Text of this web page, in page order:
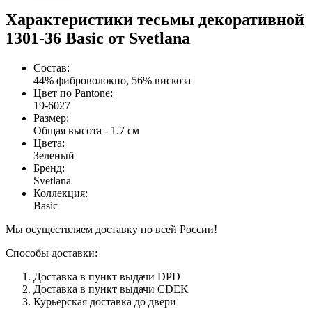
Характеристики тесьмы декоративной
1301-36 Basic от Svetlana
Состав:
44% фиброволокно, 56% вискоза
Цвет по Pantone:
19-6027
Размер:
Общая высота - 1.7 см
Цвета:
Зеленый
Бренд:
Svetlana
Коллекция:
Basic
Мы осуществляем доставку по всей России!
Способы доставки:
Доставка в пункт выдачи DPD
Доставка в пункт выдачи CDEK
Курьерская доставка до двери